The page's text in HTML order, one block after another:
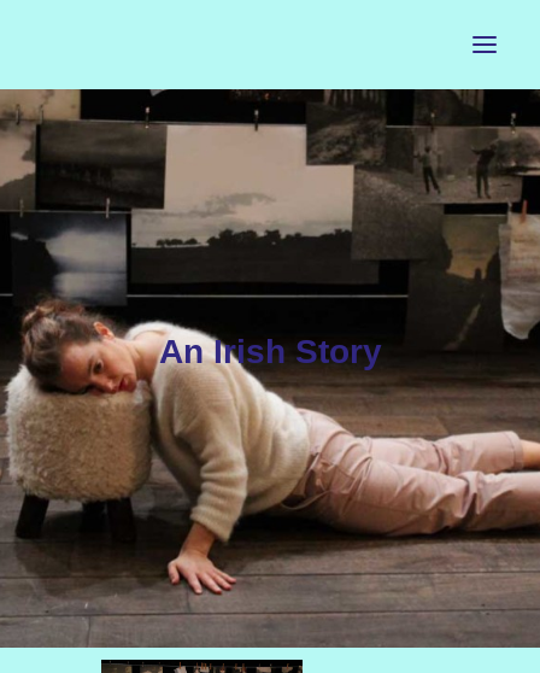
ACCUEIL
LE PETIT BUREAU
CONTACTS
CALENDRIER
ARTISTES
NEWSLETTER
INSTAGRAM
FACEBOOK
An Irish Story